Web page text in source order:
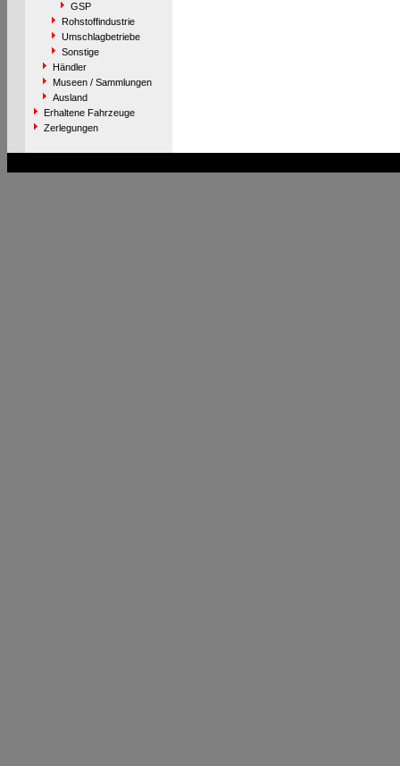
GSP
Rohstoffindustrie
Umschlagbetriebe
Sonstige
Händler
Museen / Sammlungen
Ausland
Erhaltene Fahrzeuge
Zerlegungen